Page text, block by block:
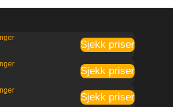
Sjekk priser
Sjekk priser
Sjekk priser